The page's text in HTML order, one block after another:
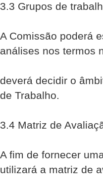
3.3 Grupos de
A Comissão poderá
análises nos termos
deverá decidir o
de Trabalho.
3.4 Matriz de
A fim de fornecer
utilizará a matriz de